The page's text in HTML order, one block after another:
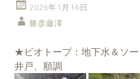
2026年1月16日
勝彦藤澤
★ビオトープ：地下水＆ソ
井戸、順調